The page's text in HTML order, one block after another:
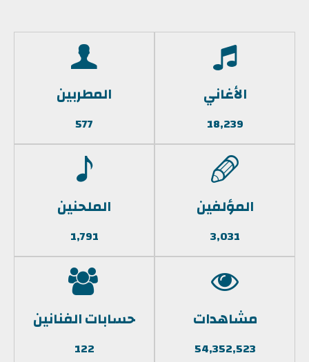
الأغاني
18,239
المطربين
577
المؤلفين
3,031
الملحنين
1,791
مشاهدات
54,352,523
حسابات الفنانين
122